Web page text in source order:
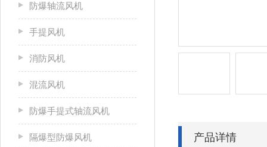
防爆轴流风机
手提风机
消防风机
混流风机
防爆手提式轴流风机
隔爆型防爆风机 产品详情